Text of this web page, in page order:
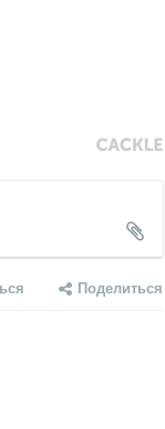
Поделиться